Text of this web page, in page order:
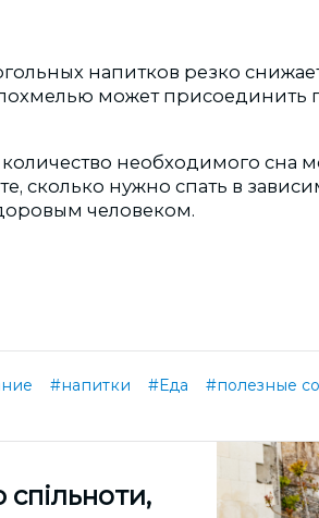
напитков резко
может присоединить
необходимого сна
сколько нужно спать в
человеком.
#напитки #Еда #полезные
спільноти,